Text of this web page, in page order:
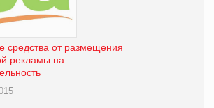
средства от размещения
рекламы на